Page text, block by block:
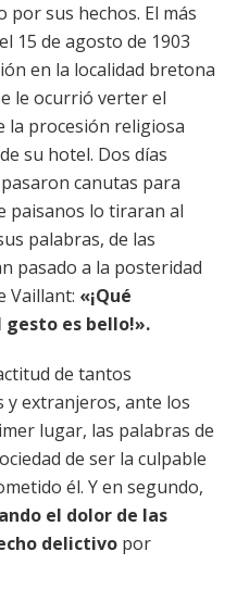
sus hechos. El más
15 de agosto de 1903
en la localidad bretona
le ocurrió verter el
la procesión religiosa
su hotel. Dos días
canutas para
paisanos lo tiraran al
palabras, de las
pasado a la posteridad
Vaillant: «¡Qué
es bello!».
de tantos
y extranjeros, ante los
lugar, las palabras de
de ser la culpable
él. Y en segundo,
el dolor de las
delictivo por